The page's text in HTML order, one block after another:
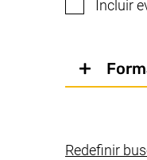
Incluir
Redefinir